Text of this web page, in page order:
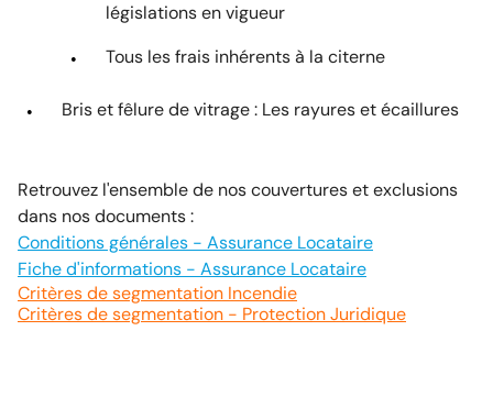
législations en vigueur
Tous les frais inhérents à la citerne
Bris et fêlure de vitrage : Les rayures et écaillures
Retrouvez l'ensemble de nos couvertures et exclusions
dans nos documents :
Conditions générales - Assurance Locataire
Fiche d'informations - Assurance Locataire
Critères de segmentation Incendie
Critères de segmentation - Protection Juridique